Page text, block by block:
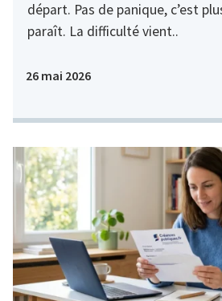
départ. Pas de panique, c’est
paraît. La difficulté vient..
26 mai 2026